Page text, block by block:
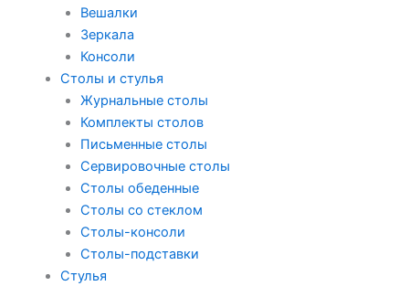
Вешалки
Зеркала
Консоли
Столы и стулья
Журнальные столы
Комплекты столов
Письменные столы
Сервировочные столы
Столы обеденные
Столы со стеклом
Столы-консоли
Столы-подставки
Стулья